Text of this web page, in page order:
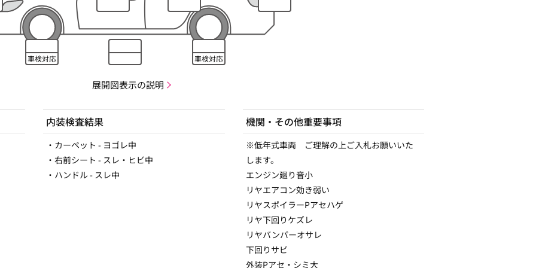
車検対応 車検対応
展開図表示の説明
内装検査結果
・カーペット - ヨゴレ中
・右前シート - スレ・ヒビ中
・ハンドル - スレ中
機関・その他重要事項
※低年式車両 ご理解の上ご入札お願いいた
します。
エンジン廻り音小
リヤエアコン効き弱い
リヤスポイラーPアセハゲ
リヤ下回りケズレ
リヤバンパーオサレ
下回りサビ
外装Pアセ・シミ大